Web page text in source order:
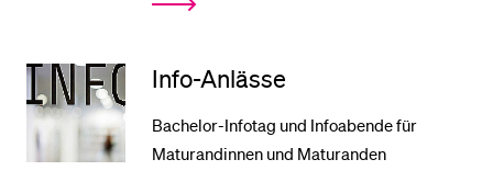
Info-Anlässe
Bachelor-Infotag und Infoabende für
Maturandinnen und Maturanden